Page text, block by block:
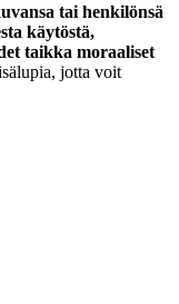
tai henkilönsä
käytöstä,
taikka moraaliset
jotta voit